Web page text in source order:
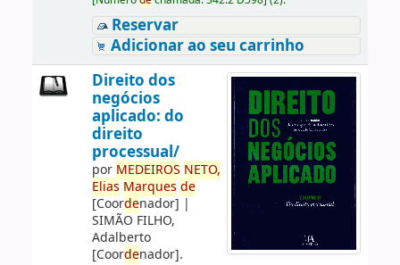
Reservar
Adicionar ao seu carrinho
Direito dos
negócios
aplicado: do
direito
processual/
por MEDEIROS NETO,
Elias Marques de
[Coordenador] |
SIMÃO FILHO,
Adalberto
[Coordenador].